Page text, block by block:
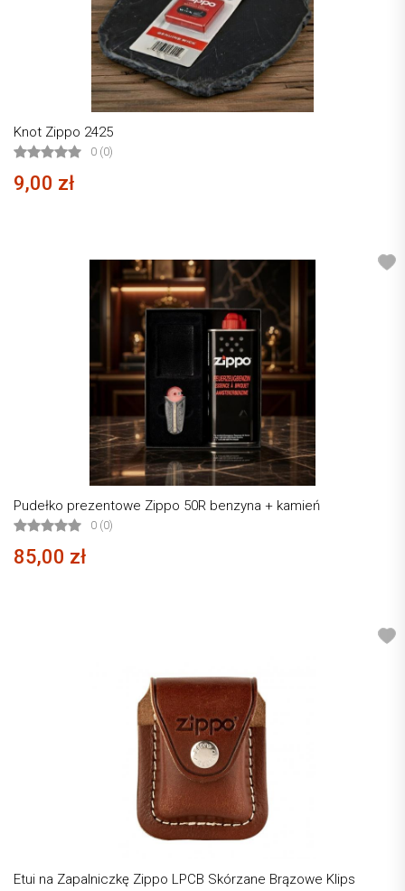
Knot Zippo 2425
0 (0)
9,00 zł
Pudełko prezentowe Zippo 50R benzyna + kamień
0 (0)
85,00 zł
Etui na Zapalniczkę Zippo LPCB Skórzane Brązowe Klips